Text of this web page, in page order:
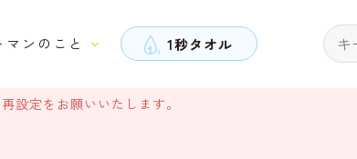
マンのこと 1秒タオル
設定をお願いいたします。